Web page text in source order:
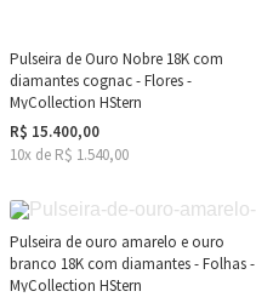
Pulseira de Ouro Nobre 18K com
diamantes cognac - Flores -
MyCollection HStern
R$ 15.400,00
10x de R$ 1.540,00
Pulseira de ouro amarelo e ouro
branco 18K com diamantes - Folhas -
MyCollection HStern